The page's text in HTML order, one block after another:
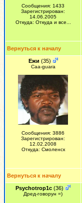
Сообщения: 1433
Зарегистрирован:
14.06.2005
Откуда: Откуда и все...
Вернуться к началу
Ежи (35)
Сaa-guara
Сообщения: 3886
Зарегистрирован:
12.02.2008
Откуда: Смоленск
Вернуться к началу
Psychotrop1c (36)
Дред-говорун =)